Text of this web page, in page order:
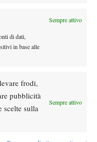
Sempre attivo
di dati,
in base alle
frodi,
pubblicità
scelte sulla
Sempre attivo
tennistica, i nomi sono
spera nella
che a livello
Nishikori,se i primi
domani mattina nella